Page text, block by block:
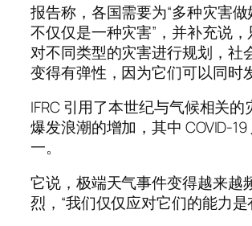
报告称，各国需要为“多种灾害
不仅仅是一种灾害”，并补充说
对不同类型的灾害进行规划，社
变得有弹性，因为它们可以同时
IFRC 引用了本世纪与气候相关的
爆发浪潮的增加，其中 COVID-
一。
它说，极端天气事件变得越来越
烈，“我们仅仅应对它们的能力是